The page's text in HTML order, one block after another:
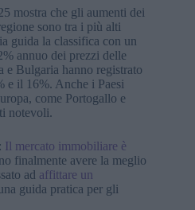
mostra che gli aumenti dei
sono tra i più alti
guida la classifica con un
annuo dei prezzi delle
e Bulgaria hanno registrato
e il 16%. Anche i Paesi
come Portogallo e
notevoli.
Il mercato immobiliare è
finalmente avere la meglio
ad affittare un
guida pratica per gli